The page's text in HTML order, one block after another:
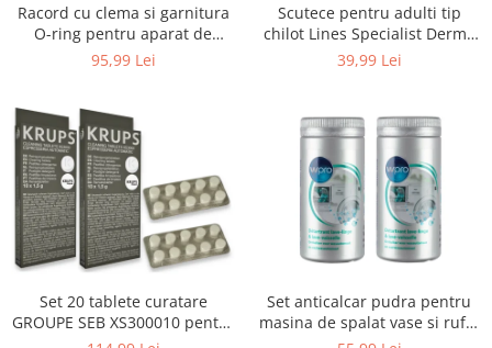
Telefoane Mobile & accesorii
Wearable & Gadgeturi
Accesorii si piese masini spalat
rufe si uscatoare
Accesorii si piese masini spalat
vase
Aparate Frigorifice
Aparate Racire Aer
Aragaze si cuptoare cu microunde
Climatizare & sisteme de incalzire
Electrocasnice pentru Bucatarie
Racord cu clema si garnitura
O-ring pentru aparat de
spalat cu presiune, KARCHER
95,99 Lei
Scutece pentru adulti tip
chilot Lines Specialist Derma
Protection Extra, 7 picaturi,
39,99 Lei
Set 20 tablete curatare
GROUPE SEB XS300010 pentru
espressoare Krups (2x10
Set anticalcar pudra pentru
masina de spalat vase si rufe,
WPRO 484000008416, 2 x 250g